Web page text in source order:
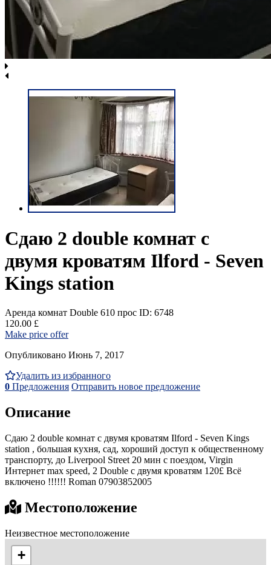
Cдаю 2 double комнат c
двумя кроватям Ilford - Seven
Kings station
Аренда комнат Double 610 прос ID: 6748
120.00 £
Make price offer
Опубликовано Июнь 7, 2017
Удалить из избранного
0 Предложения Отправить новое предложение
Описание
Cдаю 2 double комнат c двумя кроватям Ilford - Seven Kings
station , большая кухня, сад, хороший доступ к общественному
транспорту, до Liverpool Street 20 мин c поездом, Virgin
Интернет max speed, 2 Double c двумя кроватям 120£ Bсё
включенo !!!!!! Roman 07903852005
Местоположение
Неизвестное местоположение
+